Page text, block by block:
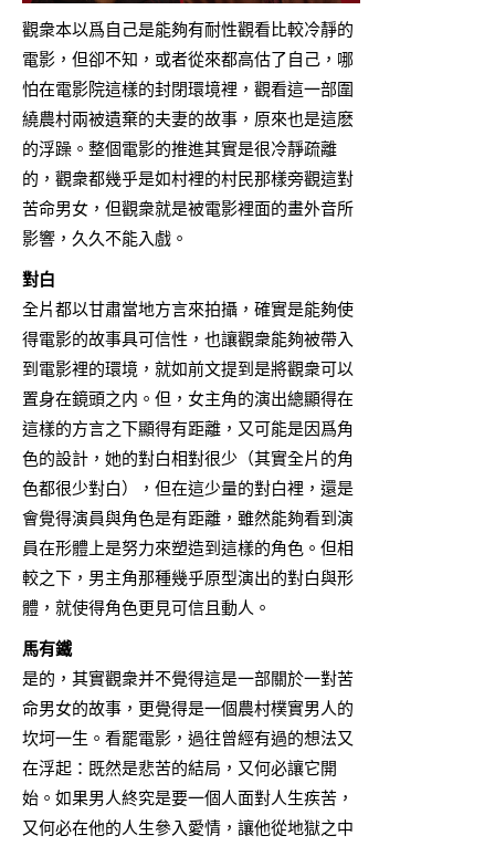
觀衆本以爲自己是能夠有耐性觀看比較冷靜的
電影，但卻不知，或者從來都高估了自己，哪
怕在電影院這樣的封閉環境裡，觀看這一部圍
繞農村兩被遺棄的夫妻的故事，原來也是這麽
的浮躁。整個電影的推進其實是很冷靜疏離
的，觀衆都幾乎是如村裡的村民那樣旁觀這對
苦命男女，但觀衆就是被電影裡面的畫外音所
影響，久久不能入戲。
對白
全片都以甘肅當地方言來拍攝，確實是能夠使
得電影的故事具可信性，也讓觀衆能夠被帶入
到電影裡的環境，就如前文提到是將觀衆可以
置身在鏡頭之内。但，女主角的演出總顯得在
這樣的方言之下顯得有距離，又可能是因爲角
色的設計，她的對白相對很少（其實全片的角
色都很少對白），但在這少量的對白裡，還是
會覺得演員與角色是有距離，雖然能夠看到演
員在形體上是努力來塑造到這樣的角色。但相
較之下，男主角那種幾乎原型演出的對白與形
體，就使得角色更見可信且動人。
馬有鐵
是的，其實觀衆并不覺得這是一部關於一對苦
命男女的故事，更覺得是一個農村樸實男人的
坎坷一生。看罷電影，過往曾經有過的想法又
在浮起：既然是悲苦的結局，又何必讓它開
始。如果男人終究是要一個人面對人生疾苦，
又何必在他的人生參入愛情，讓他從地獄之中